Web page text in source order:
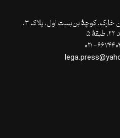
تهـران،‌ خیابان انقلاب، خیابان خارک، کوچۀ بن‌بست اول، پلاک ۳،
۵